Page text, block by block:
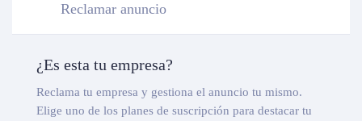
Reclamar anuncio
¿Es esta tu empresa?
Reclama tu empresa y gestiona el anuncio tu mismo.
Elige uno de los planes de suscripción para destacar tu